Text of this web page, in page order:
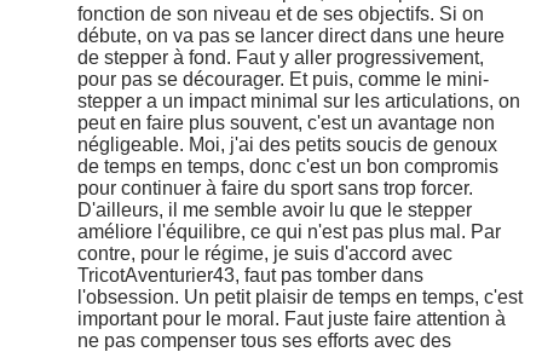
fonction de son niveau et de ses objectifs. Si on
débute, on va pas se lancer direct dans une heure
de stepper à fond. Faut y aller progressivement,
pour pas se décourager. Et puis, comme le mini-
stepper a un impact minimal sur les articulations, on
peut en faire plus souvent, c'est un avantage non
négligeable. Moi, j'ai des petits soucis de genoux
de temps en temps, donc c'est un bon compromis
pour continuer à faire du sport sans trop forcer.
D'ailleurs, il me semble avoir lu que le stepper
améliore l'équilibre, ce qui n'est pas plus mal. Par
contre, pour le régime, je suis d'accord avec
TricotAventurier43, faut pas tomber dans
l'obsession. Un petit plaisir de temps en temps, c'est
important pour le moral. Faut juste faire attention à
ne pas compenser tous ses efforts avec des